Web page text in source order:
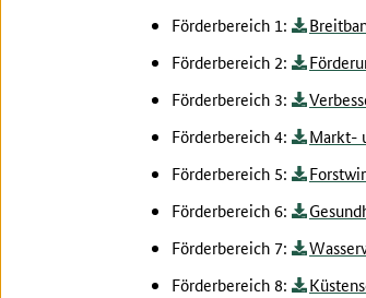
Förderbereich 1:
Förderbereich 2:
Förderbereich 3:
Förderbereich 4:
Markt-
Förderbereich 5:
Förderbereich 6:
Förderbereich 7:
Förderbereich 8: